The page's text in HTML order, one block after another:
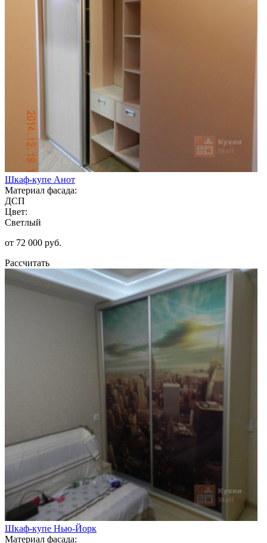
Шкаф-купе Анот
Материал фасада:
ДСП
Цвет:
Светлый
от 72 000 руб.
Рассчитать
Шкаф-купе Нью-Йорк
Материал фасада: